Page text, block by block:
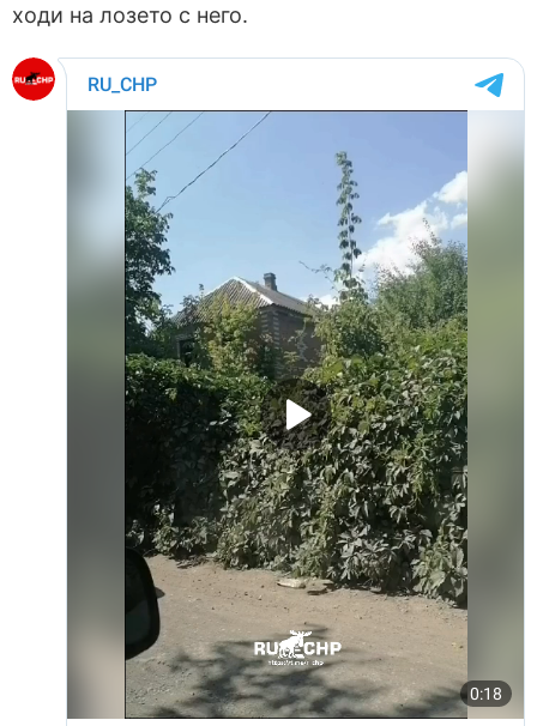
ходи на лозето с него.